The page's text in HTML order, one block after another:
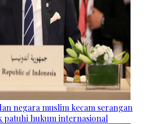
negara muslim kecam serangan
patuhi hukum internasional